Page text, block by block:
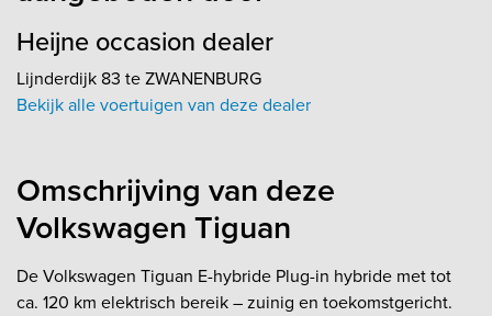
Heijne occasion dealer
Lijnderdijk 83 te ZWANENBURG
Bekijk alle voertuigen van deze dealer
Omschrijving van deze
Volkswagen Tiguan
De Volkswagen Tiguan E-hybride Plug-in hybride met tot
ca. 120 km elektrisch bereik – zuinig en toekomstgericht.